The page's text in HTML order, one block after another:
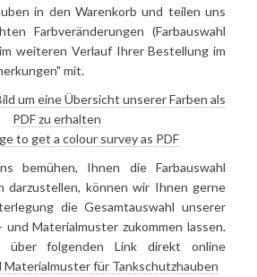
in den Warenkorb und teilen uns
Farbveränderungen (Farbauswahl
weiteren Verlauf Ihrer Bestellung im
mit.
um eine Übersicht unserer Farben als
PDF zu erhalten
to get a colour survey as PDF
bemühen, Ihnen die Farbauswahl
darzustellen, können wir Ihnen gerne
die Gesamtauswahl unserer
und Materialmuster zukommen lassen.
über folgenden Link direkt online
Materialmuster für Tankschutzhauben